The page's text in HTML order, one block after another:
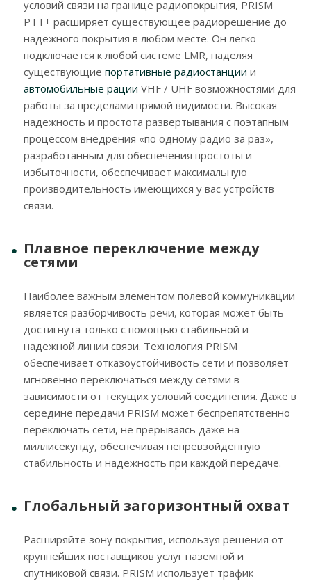
условий связи на границе радиопокрытия, PRISM
PTT+ расширяет существующее радиорешение до
надежного покрытия в любом месте. Он легко
подключается к любой системе LMR, наделяя
существующие портативные радиостанции и
автомобильные рации VHF / UHF возможностями для
работы за пределами прямой видимости. Высокая
надежность и простота развертывания с поэтапным
процессом внедрения «по одному радио за раз»,
разработанным для обеспечения простоты и
избыточности, обеспечивает максимальную
производительность имеющихся у вас устройств
связи.
Плавное переключение между
сетями
Наиболее важным элементом полевой коммуникации
является разборчивость речи, которая может быть
достигнута только с помощью стабильной и
надежной линии связи. Технология PRISM
обеспечивает отказоустойчивость сети и позволяет
мгновенно переключаться между сетями в
зависимости от текущих условий соединения. Даже в
середине передачи PRISM может беспрепятственно
переключать сети, не прерываясь даже на
миллисекунду, обеспечивая непревзойденную
стабильность и надежность при каждой передаче.
Глобальный загоризонтный охват
Расширяйте зону покрытия, используя решения от
крупнейших поставщиков услуг наземной и
спутниковой связи. PRISM использует трафик